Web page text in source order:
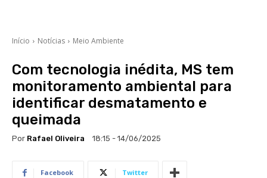
Início Notícias Meio Ambiente
Com tecnologia inédita, MS tem
monitoramento ambiental para
identificar desmatamento e
queimada
Por Rafael Oliveira 18:15 - 14/06/2025
Facebook Twitter